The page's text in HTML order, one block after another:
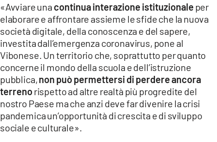
Network
LACPLAY.IT
LACTV.IT
LACONAIR.IT
LACITYMAG.IT
ILREGGINO.IT
COSENZACHANNEL.IT
«Avviare una continua interazione istituzionale per
elaborare e affrontare assieme le sfide che la nuova
società digitale, della conoscenza e del sapere,
investita dall’emergenza coronavirus, pone al
Vibonese. Un territorio che, soprattutto per quanto
concerne il mondo della scuola e dell’istruzione
pubblica,non può permettersi di perdere ancora
terrenorispetto ad altre realtà più progredite del
nostro Paese ma che anzi deve far divenire la crisi
pandemica un’opportunità di crescita e di sviluppo
sociale e culturale».